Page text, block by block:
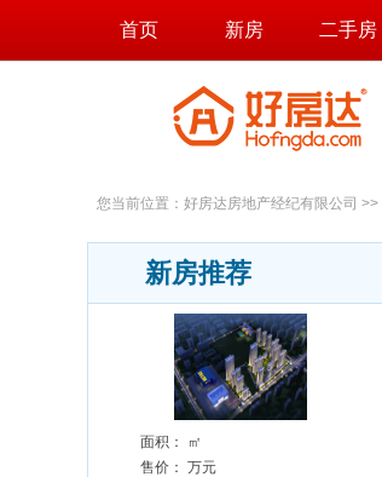
首页 新房 二手房
您当前位置： 好房达房地产经纪有限公司 >>
新房推荐
面积：
㎡
售价： 万元